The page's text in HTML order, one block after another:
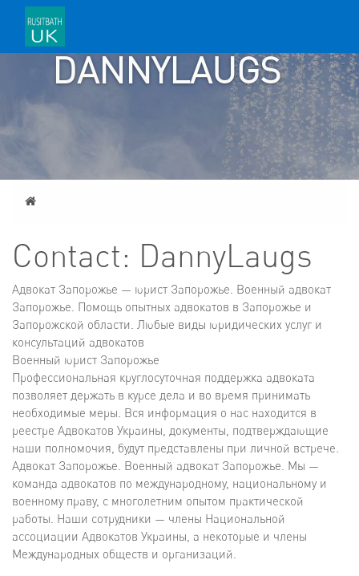
CONTACT:
DANNYLAUGS
Home
Contact: DannyLaugs
Адвокат Запорожье — юрист Запорожье. Военный адвокат
Запорожье. Помощь опытных адвокатов в Запорожье и
Запорожской области. Любые виды юридических услуг и
консультаций адвокатов
Военный юрист Запорожье
Профессиональная круглосуточная поддержка адвоката
позволяет держать в курсе дела и во время принимать
необходимые меры. Вся информация о нас находится в
реестре Адвокатов Украины, документы, подтверждающие
наши полномочия, будут представлены при личной встрече.
Адвокат Запорожье. Военный адвокат Запорожье. Мы —
команда адвокатов по международному, национальному и
военному праву, с многолетним опытом практической
работы. Наши сотрудники — члены Национальной
ассоциации Адвокатов Украины, а некоторые и члены
Международных обществ и организаций.